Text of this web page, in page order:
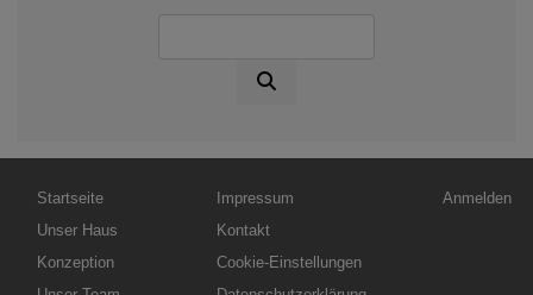
Hauptnavigation
Startseite
Unser Haus
Konzeption
Fußbereichsmenü
Impressum
Kontakt
Cookie-Einstellungen
Anmelden